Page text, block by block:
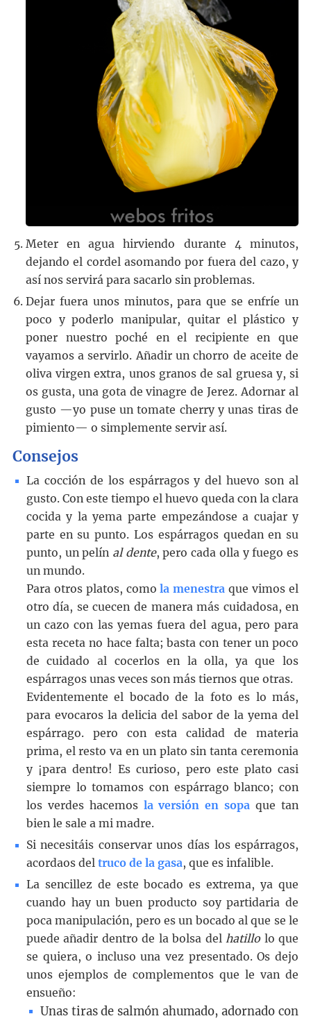
Meter en agua hirviendo durante 4 minutos,
dejando el cordel asomando por fuera del cazo, y
así nos servirá para sacarlo sin problemas.
Dejar fuera unos minutos, para que se enfríe un
poco y poderlo manipular, quitar el plástico y
poner nuestro poché en el recipiente en que
vayamos a servirlo. Añadir un chorro de aceite de
oliva virgen extra, unos granos de sal gruesa y, si
os gusta, una gota de vinagre de Jerez. Adornar al
gusto —yo puse un tomate cherry y unas tiras de
pimiento— o simplemente servir así.
Consejos
La cocción de los espárragos y del huevo son al
gusto. Con este tiempo el huevo queda con la clara
cocida y la yema parte empezándose a cuajar y
parte en su punto. Los espárragos quedan en su
punto, un pelín al dente, pero cada olla y fuego es
un mundo.
Para otros platos, comola menestra que vimos el
otro día, se cuecen de manera más cuidadosa, en
un cazo con las yemas fuera del agua, pero para
esta receta no hace falta; basta con tener un poco
de cuidado al cocerlos en la olla, ya que los
espárragos unas veces son más tiernos que otras.
Evidentemente el bocado de la foto es lo más,
para evocaros la delicia del sabor de la yema del
espárrago. pero con esta calidad de materia
prima, el resto va en un plato sin tanta ceremonia
y ¡para dentro! Es curioso, pero este plato casi
siempre lo tomamos con espárrago blanco; con
los verdes hacemos la versión en sopa que tan
bien le sale a mi madre.
Si necesitáis conservar unos días los espárragos,
acordaos del truco de la gasa, que es infalible.
La sencillez de este bocado es extrema, ya que
cuando hay un buen producto soy partidaria de
poca manipulación, pero es un bocado al que se le
puede añadir dentro de la bolsa delhatillolo que
se quiera, o incluso una vez presentado. Os dejo
unos ejemplos de complementos que le van de
ensueño:
Unas tiras de salmón ahumado, adornado con